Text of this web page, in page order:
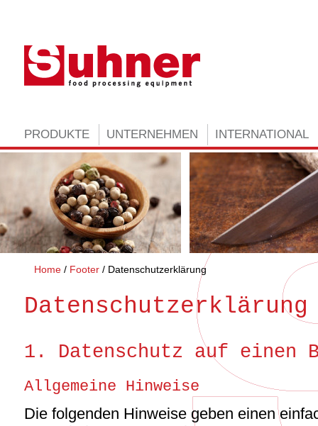
PRODUKTE UNTERNEHMEN INTERNATIONAL
Home Footer Datenschutzerklärung
Datenschutzerklärung
1. Datenschutz auf einen
Allgemeine Hinweise
Die folgenden Hinweise geben einen